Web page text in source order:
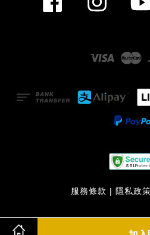
Visa
服務條款 隱私政策